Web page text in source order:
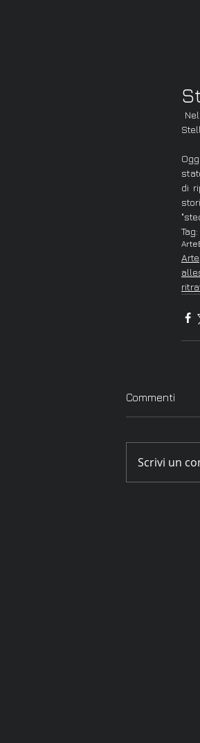
di
Tag:
Arte
Arte
Commenti
Scrivi un